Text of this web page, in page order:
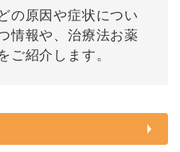
の原因や症状につい
情報や、治療法お薬
ご紹介します。